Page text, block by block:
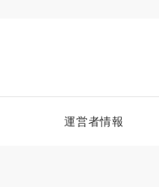
運営者情報